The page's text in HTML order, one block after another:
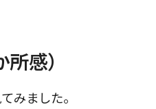
感）
みました。